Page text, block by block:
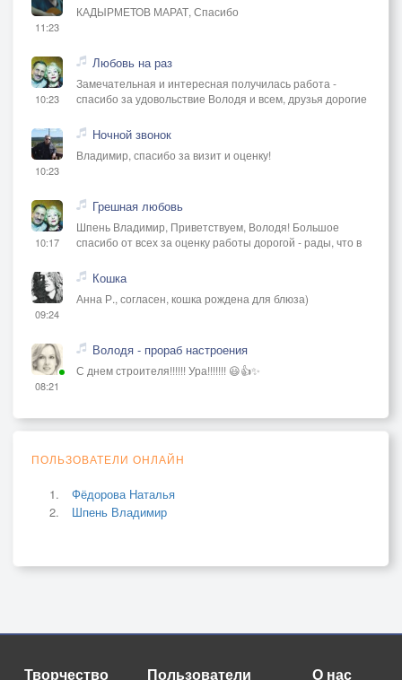
11:23
КАДЫРМЕТОВ МАРАТ, Спасибо
10:23
Любовь на раз
Замечательная и интересная получилась работа -
спасибо за удовольствие Володя и всем, друзья дорогие
10:23
Ночной звонок
Владимир, спасибо за визит и оценку!
10:17
Грешная любовь
Шпень Владимир, Приветствуем, Володя! Большое
спасибо от всех за оценку работы дорогой - рады, что в
09:24
Кошка
Анна Р., согласен, кошка рождена для блюза)
08:21
Володя - прораб настроения
С днем строителя!!!!!! Ура!!!!!!! 😃👍✨
ПОЛЬЗОВАТЕЛИ ОНЛАЙН
Фёдорова Наталья
Шпень Владимир
Творчество Пользователи О нас